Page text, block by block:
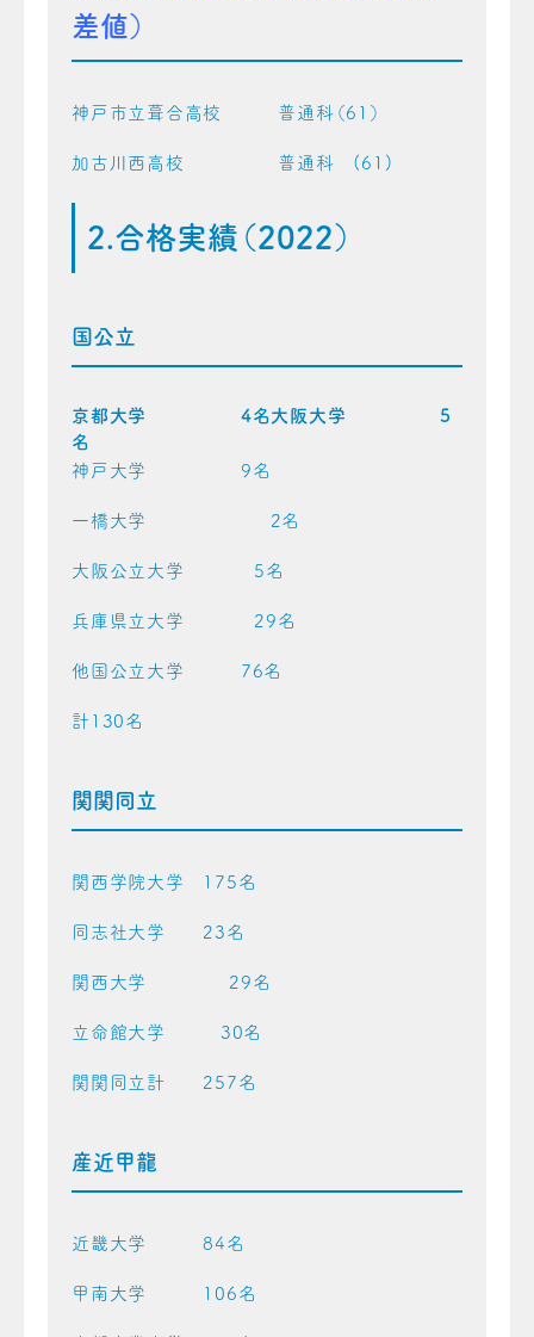
差値）
神戸市立葺合高校 普通科（61）
加古川西高校 普通科 (61)
2.合格実績（2022）
国公立
京都大学 4名大阪大学 5
名
神戸大学 9名
一橋大学 2名
大阪公立大学 5名
兵庫県立大学 29名
他国公立大学 76名
計130名
関関同立
関西学院大学 175名
同志社大学 23名
関西大学 29名
立命館大学 30名
関関同立計 257名
産近甲龍
近畿大学 84名
甲南大学 106名